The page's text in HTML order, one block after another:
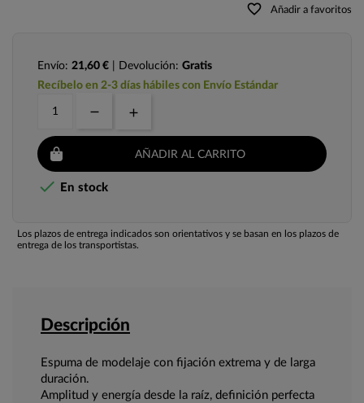
favorite_border Añadir a favoritos
Envío: 21,60 € | Devolución: Gratis
Recíbelo en 2-3 días hábiles con Envío Estándar
AÑADIR AL CARRITO
 En stock
Los plazos de entrega indicados son orientativos y se basan en los plazos de
entrega de los transportistas.
Descripción
Espuma de modelaje con fijación extrema y de larga
duración.
Amplitud y energía desde la raíz, definición perfecta